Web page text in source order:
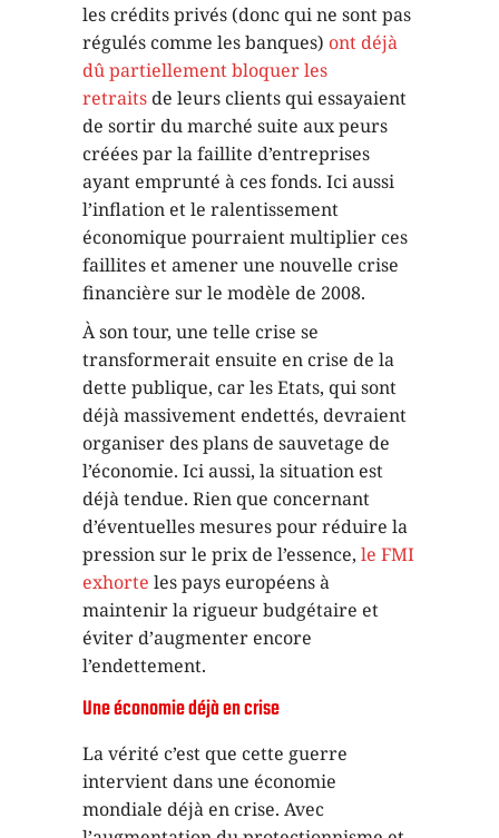
les crédits privés (donc qui ne sont pas
régulés comme les banques) ont déjà
dû partiellement bloquer les
retraitsde leurs clients qui essayaient
de sortir du marché suite aux peurs
créées par la faillite d’entreprises
ayant emprunté à ces fonds. Ici aussi
l’inflation et le ralentissement
économique pourraient multiplier ces
faillites et amener une nouvelle crise
financière sur le modèle de 2008.
À son tour, une telle crise se
transformerait ensuite en crise de la
dette publique, car les Etats, qui sont
déjà massivement endettés, devraient
organiser des plans de sauvetage de
l’économie. Ici aussi, la situation est
déjà tendue. Rien que concernant
d’éventuelles mesures pour réduire la
pression sur le prix de l’essence, le FMI
exhorte les pays européens à
maintenir la rigueur budgétaire et
éviter d’augmenter encore
l’endettement.
Une économie déjà en crise
La vérité c’est que cette guerre
intervient dans une économie
mondiale déjà en crise. Avec